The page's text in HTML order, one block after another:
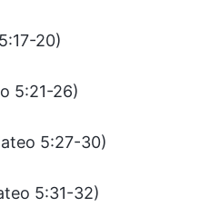
20)
5:21-26)
5:27-30)
5:31-32)